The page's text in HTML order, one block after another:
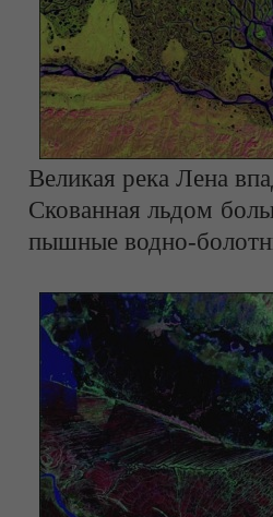
Великая река Лена
Скованная льдом
пышные водно-